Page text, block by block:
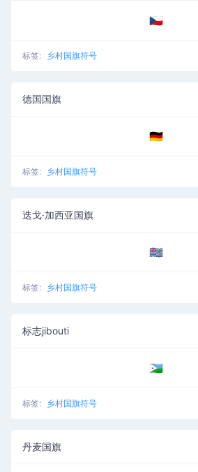
🇨🇿
标签: 乡村国旗符号
德国国旗
🇩🇪
标签: 乡村国旗符号
迭戈·加西亚国旗
🇩🇬
标签: 乡村国旗符号
标志jibouti
🇩🇯
标签: 乡村国旗符号
丹麦国旗